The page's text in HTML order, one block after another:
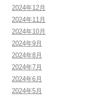
2024年12月
2024年11月
2024年10月
2024年9月
2024年8月
2024年7月
2024年6月
2024年5月